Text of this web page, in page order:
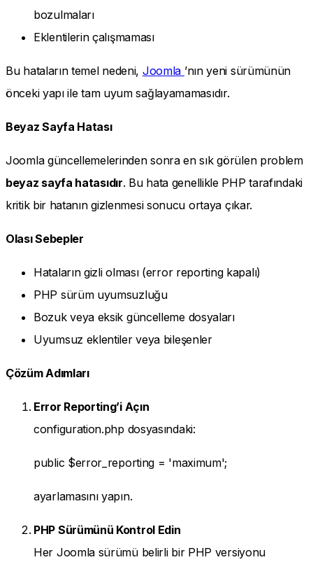
bozulmaları
Eklentilerin çalışmaması
Bu hataların temel nedeni, Joomla ’nın yeni sürümünün
önceki yapı ile tam uyum sağlayamamasıdır.
Beyaz Sayfa Hatası
Joomla güncellemelerinden sonra en sık görülen problem
beyaz sayfa hatasıdır. Bu hata genellikle PHP tarafındaki
kritik bir hatanın gizlenmesi sonucu ortaya çıkar.
Olası Sebepler
Hataların gizli olması (error reporting kapalı)
PHP sürüm uyumsuzluğu
Bozuk veya eksik güncelleme dosyaları
Uyumsuz eklentiler veya bileşenler
Çözüm Adımları
Error Reporting’i Açın
configuration.php dosyasındaki:
public $error_reporting = 'maximum';
ayarlamasını yapın.
PHP Sürümünü Kontrol Edin
Her Joomla sürümü belirli bir PHP versiyonu